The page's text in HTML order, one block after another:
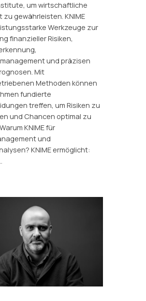
um wirtschaftliche
zu gewährleisten. KNIME
Werkzeuge zur
finanzieller Risiken,
und präzisen
Mit
Methoden können
fundierte
treffen, um Risiken zu
und Chancen optimal zu
KNIME für
und
KNIME ermöglicht: